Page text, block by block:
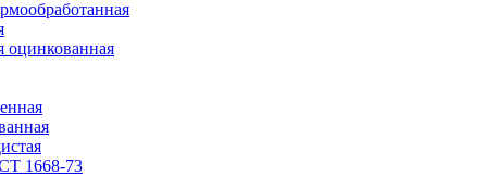
оцинкованная
1668-73